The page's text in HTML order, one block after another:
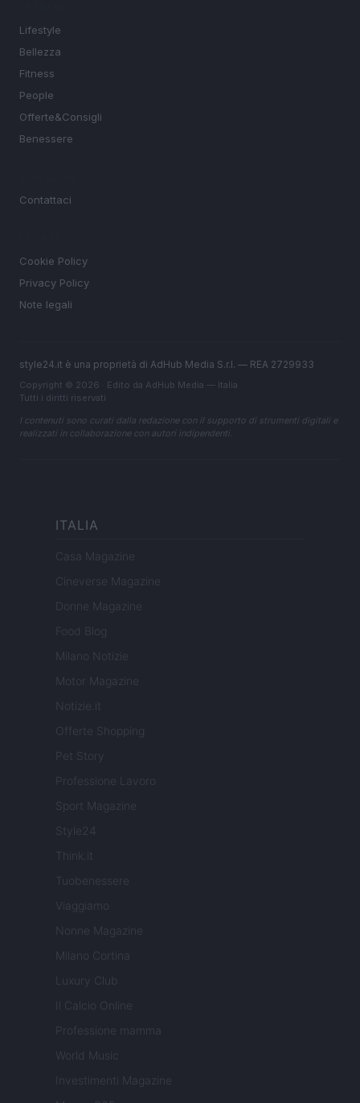
Lifestyle
Bellezza
Fitness
People
Offerte&Consigli
Benessere
Contattaci
Cookie Policy
Privacy Policy
Note legali
style24.it è una proprietà di AdHub Media S.r.l. — REA 2729933
Copyright © 2026 · Edito da AdHub Media — Italia
Tutti i diritti riservati
I contenuti sono curati dalla redazione con il supporto di strumenti digitali e
realizzati in collaborazione con autori indipendenti.
ITALIA
Casa Magazine
Cineverse Magazine
Donne Magazine
Food Blog
Milano Notizie
Motor Magazine
Notizie.it
Offerte Shopping
Pet Story
Professione Lavoro
Sport Magazine
Style24
Think.it
Tuobenessere
Viaggiamo
Nonne Magazine
Milano Cortina
Luxury Club
Il Calcio Online
Professione mamma
World Music
Investimenti Magazine